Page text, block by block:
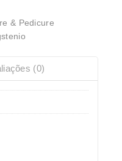
& Pedicure
(0)